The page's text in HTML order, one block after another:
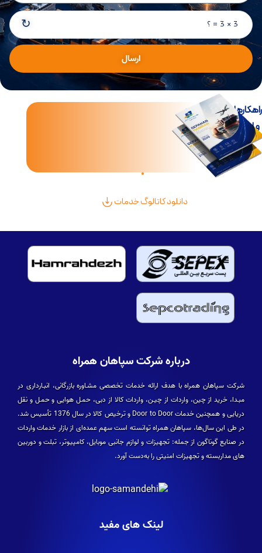
3 × 3 = ؟ ↻
ارسال
جامع تجارت
و لجستیک بین‌الملل
دانلود کاتالوگ خدمات
درباره شرکت سپاهان همراه
شرکت سپاهان همراه با هدف ارائه خدمات تخصصی مشـاوره بازرگانی، انبـارداری در
مبـدا، خرید از چین، واردات از چیـن، واردات کالا از دبی، حمـل هوایی و حمـل و نقل
دریایی و همچنین خدمات Door to Door و ترخیص کالا در سال 1376 تأسیس شد.
در طی این سال­‌ها، سپاهان همراه توانسته است سهم عمده­‌ای از بازار خدمات واردات
در صنایع گوناگون از جمله: تجهیزات و لوازم جانبی موبایل، کامپیوتر، تبلت و دوربین­‌
های مداربسته و تجهیزات امنیتی را به‌دست آورد.
لینک های مفید